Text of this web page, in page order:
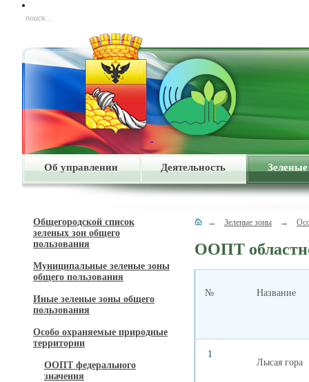
поиск…
Об управлении Деятельность
Общегородской список
зеленых зон общего
пользования
Муниципальные зеленые зоны
общего пользования
Иные зеленые зоны общего
пользования
Особо охраняемые природные
территории
ООПТ федерального
значения
→ Зеленые зоны →
ООПТ
№ Название
1
Лысая гора